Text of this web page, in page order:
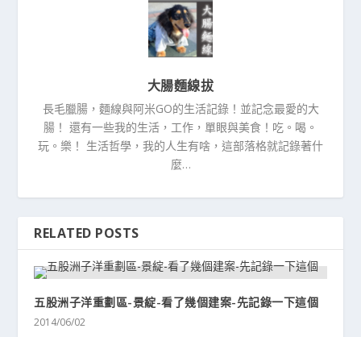
大腸麵線拔
長毛臘腸，麵線與阿米GO的生活記錄！並記念最愛的大
腸！ 還有一些我的生活，工作，單眼與美食！吃。喝。
玩。樂！ 生活哲學，我的人生有啥，這部落格就記錄著什
麼…
RELATED POSTS
五股洲子洋重劃區-景綻-看了幾個建案-先記錄一下這個
2014/06/02